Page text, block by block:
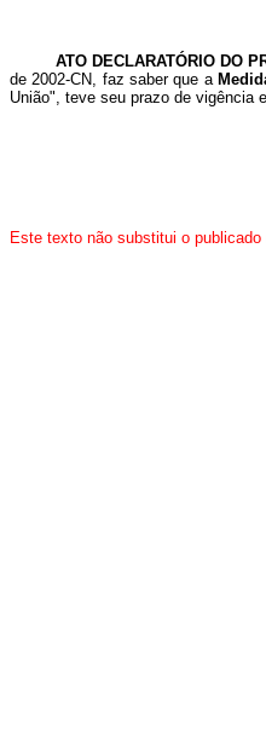
ATO DECLARATÓRIO DO
de 2002-CN, faz saber que a
União", teve seu prazo de vigência
Este texto não substitui o